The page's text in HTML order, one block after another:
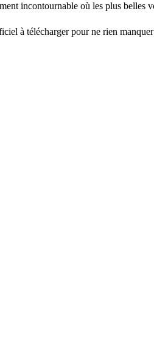
incontournable où les plus belles
à télécharger pour ne rien